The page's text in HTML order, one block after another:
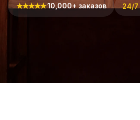
★★★★★10,000+ заказов 24/7